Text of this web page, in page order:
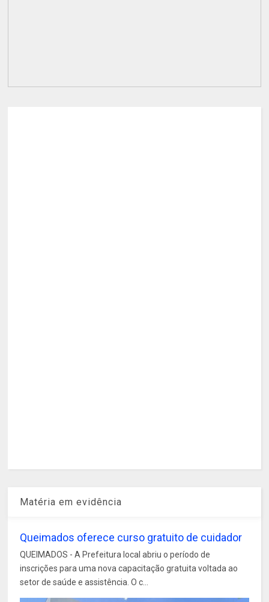
Matéria em evidência
Queimados oferece curso gratuito de cuidador
QUEIMADOS - A Prefeitura local abriu o período de
inscrições para uma nova capacitação gratuita voltada ao
setor de saúde e assistência. O c...